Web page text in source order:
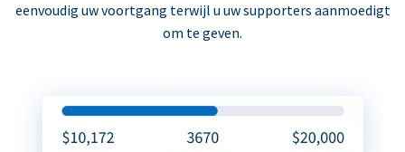
eenvoudig uw voortgang terwijl u uw supporters aanmoedigt
om te geven.